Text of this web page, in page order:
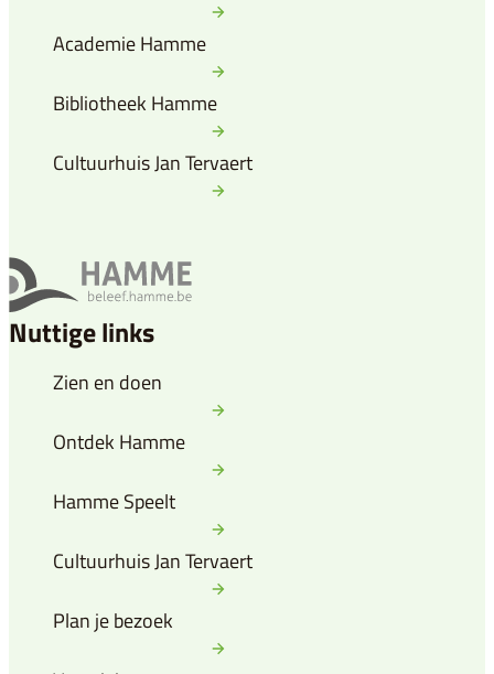
Academie Hamme
Bibliotheek Hamme
Cultuurhuis Jan Tervaert
Nuttige links
Zien en doen
Ontdek Hamme
Hamme Speelt
Cultuurhuis Jan Tervaert
Plan je bezoek